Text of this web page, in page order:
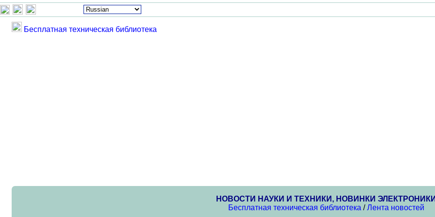
Бесплатная техническая библиотека
НОВОСТИ НАУКИ И ТЕХНИКИ, НОВИНКИ
Бесплатная техническая библиотека /Лента новостей